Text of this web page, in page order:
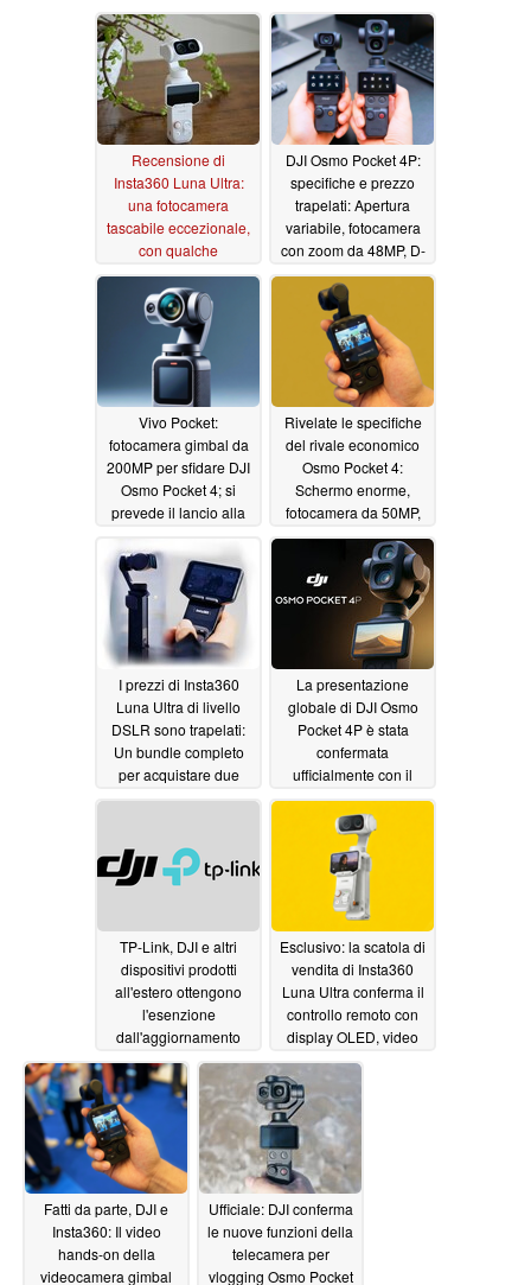
Recensione di
Insta360 Luna Ultra:
una fotocamera
tascabile eccezionale,
con qualche
avvertenza 07/12/2026
DJI Osmo Pocket 4P:
specifiche e prezzo
trapelati: Apertura
variabile, fotocamera
con zoom da 48MP, D-
Log 205/17/2026
Vivo Pocket:
fotocamera gimbal da
200MP per sfidare DJI
Osmo Pocket 4; si
prevede il lancio alla
Rivelate le specifiche
del rivale economico
Osmo Pocket 4:
Schermo enorme,
fotocamera da 50MP,
AI tracking, zoom 4x,
64GB di storage
05/13/2026
I prezzi di Insta360
Luna Ultra di livello
DSLR sono trapelati:
Un bundle completo
per acquistare due
fotocamere DJI Osmo
La presentazione
globale di DJI Osmo
Pocket 4P è stata
confermata
ufficialmente con il
'nuovo capolavoro'
della fotocamera
teleobiettivo da 70 mm
05/11/2026
TP-Link, DJI e altri
dispositivi prodotti
all'estero ottengono
l'esenzione
dall'aggiornamento
FCC05/11/2026
Esclusivo: la scatola di
vendita di Insta360
Luna Ultra conferma il
controllo remoto con
display OLED, video
8K - non dirlo a DJI
05/09/2026
Fatti da parte, DJI e
Insta360: Il video
hands-on della
videocamera gimbal
Ufficiale: DJI conferma
le nuove funzioni della
telecamera per
vlogging Osmo Pocket